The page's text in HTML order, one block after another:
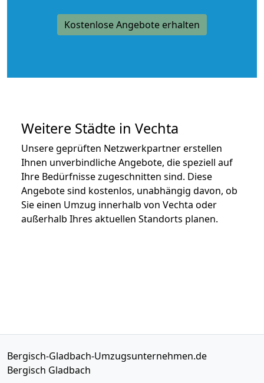
Kostenlose Angebote erhalten
Weitere Städte in Vechta
Unsere geprüften Netzwerkpartner erstellen
Ihnen unverbindliche Angebote, die speziell auf
Ihre Bedürfnisse zugeschnitten sind. Diese
Angebote sind kostenlos, unabhängig davon, ob
Sie einen Umzug innerhalb von Vechta oder
außerhalb Ihres aktuellen Standorts planen.
Bergisch-Gladbach-Umzugsunternehmen.de
Bergisch Gladbach